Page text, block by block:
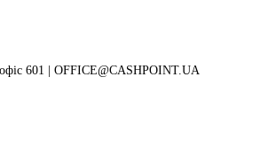
601 | OFFICE@CASHPOINT.UA